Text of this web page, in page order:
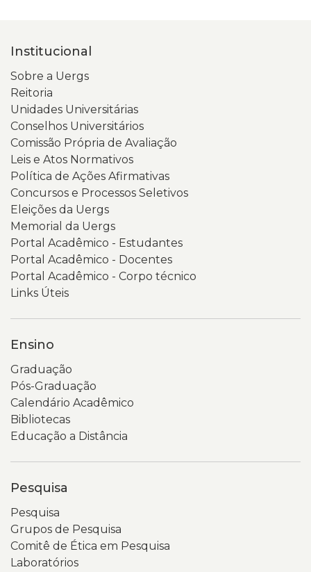
Institucional
Sobre a Uergs
Reitoria
Unidades Universitárias
Conselhos Universitários
Comissão Própria de Avaliação
Leis e Atos Normativos
Política de Ações Afirmativas
Concursos e Processos Seletivos
Eleições da Uergs
Memorial da Uergs
Portal Acadêmico - Estudantes
Portal Acadêmico - Docentes
Portal Acadêmico - Corpo técnico
Links Úteis
Ensino
Graduação
Pós-Graduação
Calendário Acadêmico
Bibliotecas
Educação a Distância
Pesquisa
Pesquisa
Grupos de Pesquisa
Comitê de Ética em Pesquisa
Laboratórios